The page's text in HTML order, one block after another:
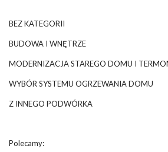
BEZ KATEGORII
BUDOWA I WNĘTRZE
MODERNIZACJA STAREGO DOMU I
WYBÓR SYSTEMU OGRZEWANIA DOMU
Z INNEGO PODWÓRKA
Polecamy: